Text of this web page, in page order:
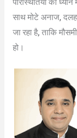
साथ मोटे अनाज,
जा रहा है, ताकि
हो।